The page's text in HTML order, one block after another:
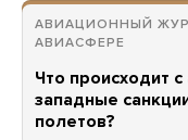
АВИАЦИОННЫЙ
АВИАСФЕРЕ
Что происходит
западные
полетов?